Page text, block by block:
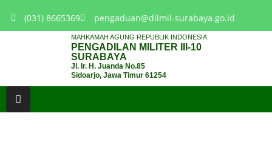
(031) 8665369 pengaduan@dilmil-surabaya.go.id
MAHKAMAH AGUNG REPUBLIK INDONESIA
PENGADILAN MILITER III-10
SURABAYA
Jl. Ir. H. Juanda No.85
Sidoarjo, Jawa Timur 61254
PENGADILAN